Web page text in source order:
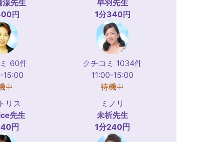
湶先生
円
60件
15:00
中
早羽 先生
1分340円
クチコミ 1034件
11:00-15:00
待機中
リス
先生
円
ミノリ
未祈先生
1分240円